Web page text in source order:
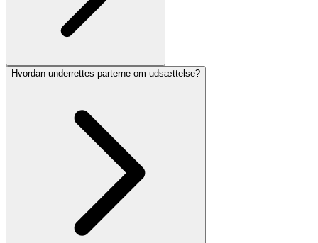
Hvordan underrettes parterne om udsættelse?